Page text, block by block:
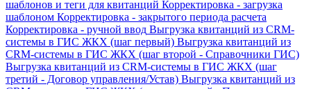
шаблонов и теги для квитанций Корректировка - загрузка
шаблоном Корректировка - закрытого периода расчета
Корректировка - ручной ввод Выгрузка квитанций из CRM-
системы в ГИС ЖКХ (шаг первый) Выгрузка квитанций из
CRM-системы в ГИС ЖКХ (шаг второй - Справочники ГИС)
Выгрузка квитанций из CRM-системы в ГИС ЖКХ (шаг
третий - Договор управления/Устав) Выгрузка квитанций из